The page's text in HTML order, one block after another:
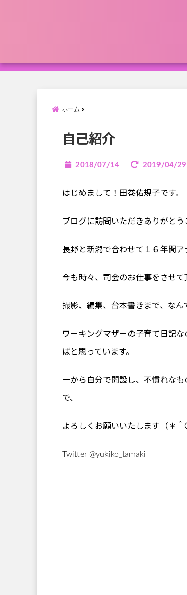
ホーム
自己紹介
2018/07/14 2019/04/29
はじめまして！田巻佑規子です。
ブログに訪問いただきありがとう
長野と新潟で合わせて１６年間ア
今も時々、司会のお仕事をさせ
撮影、編集、台本書きまで、なん
ワーキングマザーの子育て日記
ばと思っています。
一から自分で開設し、不慣れな
で、
よろしくお願いいたします（＊＾
Twitter @yukiko_tamaki